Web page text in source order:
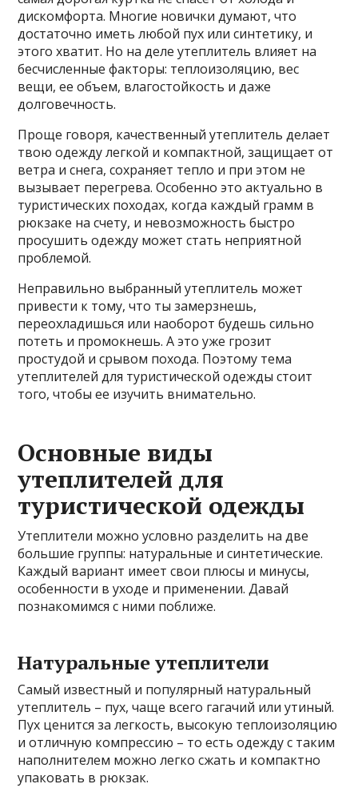
дискомфорта. Многие новички думают, что
достаточно иметь любой пух или синтетику, и
этого хватит. Но на деле утеплитель влияет на
бесчисленные факторы: теплоизоляцию, вес
вещи, ее объем, влагостойкость и даже
долговечность.
Проще говоря, качественный утеплитель делает
твою одежду легкой и компактной, защищает от
ветра и снега, сохраняет тепло и при этом не
вызывает перегрева. Особенно это актуально в
туристических походах, когда каждый грамм в
рюкзаке на счету, и невозможность быстро
просушить одежду может стать неприятной
проблемой.
Неправильно выбранный утеплитель может
привести к тому, что ты замерзнешь,
переохладишься или наоборот будешь сильно
потеть и промокнешь. А это уже грозит
простудой и срывом похода. Поэтому тема
утеплителей для туристической одежды стоит
того, чтобы ее изучить внимательно.
Основные виды
утеплителей для
туристической одежды
Утеплители можно условно разделить на две
большие группы: натуральные и синтетические.
Каждый вариант имеет свои плюсы и минусы,
особенности в уходе и применении. Давай
познакомимся с ними поближе.
Натуральные утеплители
Самый известный и популярный натуральный
утеплитель – пух, чаще всего гагачий или утиный.
Пух ценится за легкость, высокую теплоизоляцию
и отличную компрессию – то есть одежду с таким
наполнителем можно легко сжать и компактно
упаковать в рюкзак.